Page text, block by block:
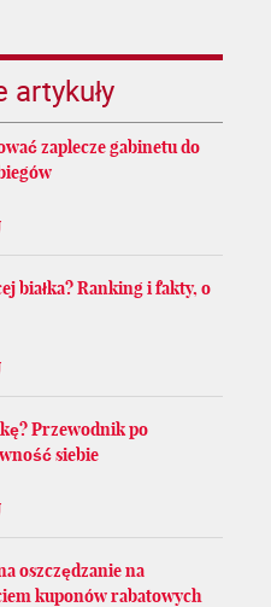
artykuły
zaplecze gabinetu do
białka? Ranking i fakty, o
Przewodnik po
siebie
oszczędzanie na
kuponów rabatowych